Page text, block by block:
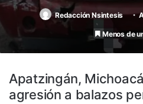
Redacción Nsintesis
Menos de
Apatzingán,
agresión a balazos